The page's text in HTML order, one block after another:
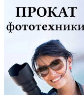
Объективы
Фильтры
Новости
Фото и
Гаджеты
Аксессуары
Слухи
Новости
Услуги
Прокат